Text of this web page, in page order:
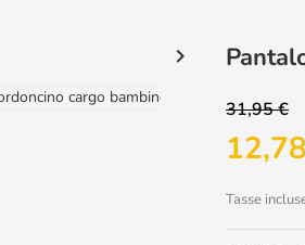

31,95 €
Tasse